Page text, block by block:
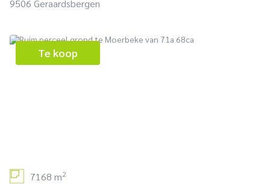
9506 Geraardsbergen
Te koop
7168 m2